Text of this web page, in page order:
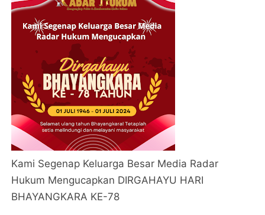
Kami Segenap Keluarga Besar Media Radar
Hukum Mengucapkan DIRGAHAYU HARI
BHAYANGKARA KE-78